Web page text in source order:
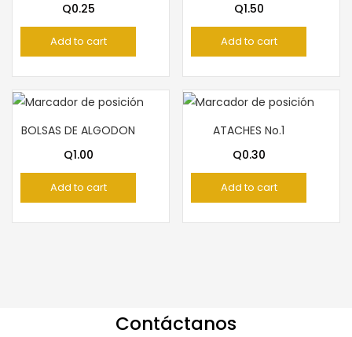
Q0.25
Add to cart
Q1.50
Add to cart
BOLSAS DE ALGODON
Q1.00
Add to cart
ATACHES No.1
Q0.30
Add to cart
Contáctanos